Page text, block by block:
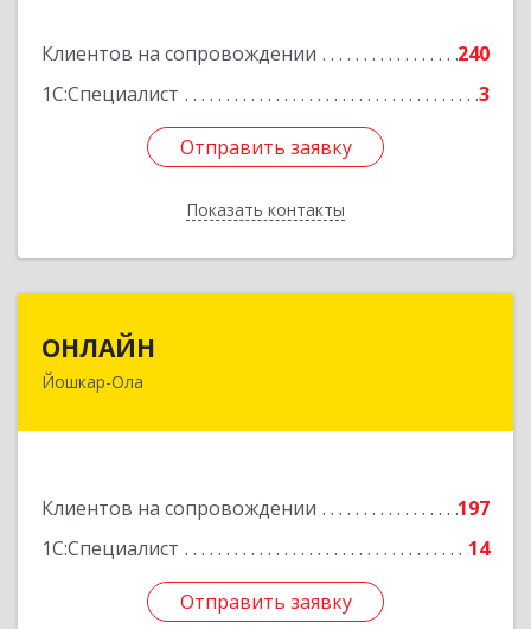
Клиентов на сопровождении
240
1С:Специалист
3
Отправить заявку
Показать контакты
Отправить заявку
Назад
ОНЛАЙН
Йошкар-Ола
Клиентов на сопровождении
197
1С:Специалист
14
Отправить заявку
424000, Марий Эл Респ, Йошкар-Ола г,
Отправить заявку